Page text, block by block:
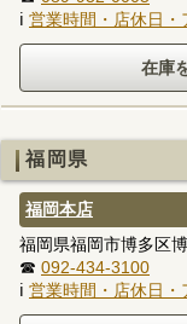
ℹ 営業時間・店休日・
福岡県
福岡本店
福岡県福岡市博多区
☎ 092-434-3100
ℹ 営業時間・店休日・